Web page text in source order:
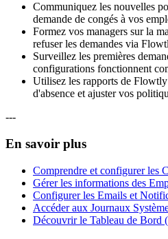
Communiquez les nouvelles
demande de congés à vos
Formez vos managers sur la
refuser les demandes via
Surveillez les premières
configurations fonctionnent
Utilisez les rapports de
d'absence et ajuster vos
---
En savoir plus
Comprendre et configurer les
Gérer les informations des
Configurer les Emails et
Accéder aux Journaux
Découvrir le Tableau de Bord